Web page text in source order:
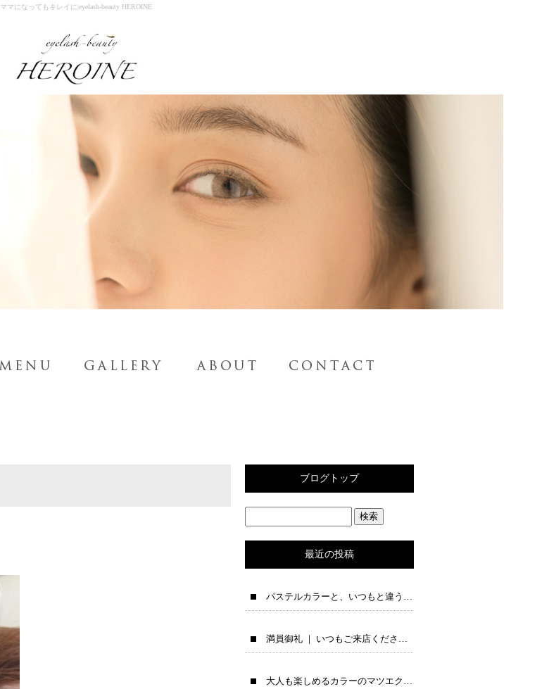
ママになってもキレイに|eyelash-beauty HEROINE
ブログトップ
最近の投稿
パステルカラーと、いつもと違う夜テンションの一人語りブログ
満員御礼 ｜ いつもご来店くださる皆様へ♪
大人も楽しめるカラーのマツエクのご紹介